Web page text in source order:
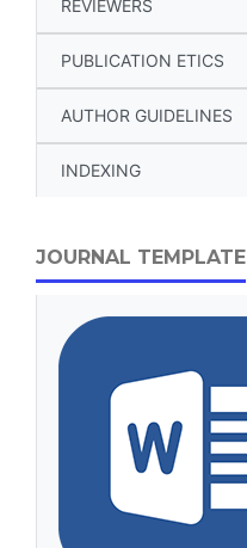
REVIEWERS
PUBLICATION ETICS
AUTHOR GUIDELINES
INDEXING
JOURNAL TEMPLATE